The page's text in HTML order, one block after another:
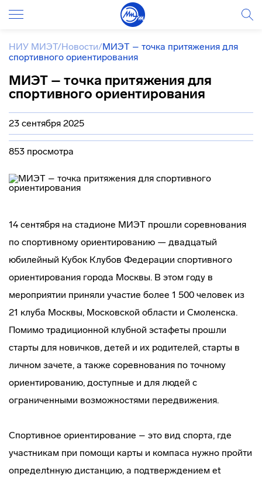
НИУ МИЭТ/Новости/МИЭТ – точка притяжения для
спортивного ориентирования
МИЭТ – точка притяжения для
спортивного ориентирования
23 сентября 2025
853 просмотра
14 сентября на стадионе МИЭТ прошли соревнования
по спортивному ориентированию — двадцатый
юбилейный Кубок Клубов Федерации спортивного
ориентирования города Москвы. В этом году в
мероприятии приняли участие более 1 500 человек из
21 клуба Москвы, Московской области и Смоленска.
Помимо традиционной клубной эстафеты прошли
старты для новичков, детей и их родителей, старты в
личном зачете, а также соревнования по точному
ориентированию, доступные и для людей с
ограниченными возможностями передвижения.
Спортивное ориентирование – это вид спорта, где
участникам при помощи карты и компаса нужно пройти
определtнную дистанцию, а подтверждением еt